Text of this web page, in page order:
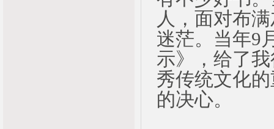
人，面对布
迷茫。当年9
示》，给了
秀传统文化
的决心。